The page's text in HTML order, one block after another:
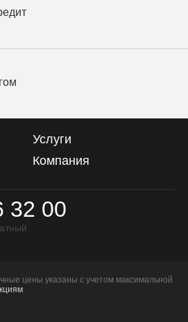
Услуги
Компания
32 00
цены указаны с учетом максимальной